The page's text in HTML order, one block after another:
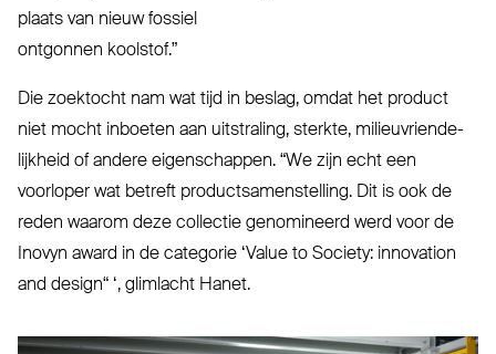
plaats van nieuw fossiel
ontgonnen koolstof.”
Die zoektocht nam wat tijd in beslag, omdat het product
niet mocht inboeten aan uit­straling, sterkte, mili­eu­vrien­de­
lijkheid of andere eigen­schappen. “We zijn echt een
voorloper wat betreft pro­duct­sa­men­stelling. Dit is ook de
reden waarom deze collectie geno­mineerd werd voor de
Inovyn award in de categorie ‘Value to Society: innovation
and design“ ‘, glimlacht Hanet.